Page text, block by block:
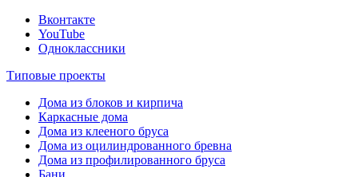
Вконтакте
YouTube
Одноклассники
Типовые проекты
Дома из блоков и кирпича
Каркасные дома
Дома из клееного бруса
Дома из оцилиндрованного бревна
Дома из профилированного бруса
Бани